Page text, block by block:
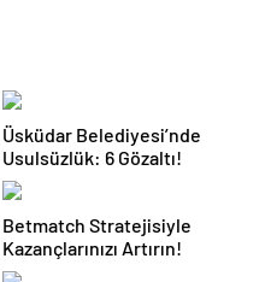
Üsküdar Belediyesi’nde
Usulsüzlük: 6 Gözaltı!
Betmatch Stratejisiyle
Kazançlarınızı Artırın!